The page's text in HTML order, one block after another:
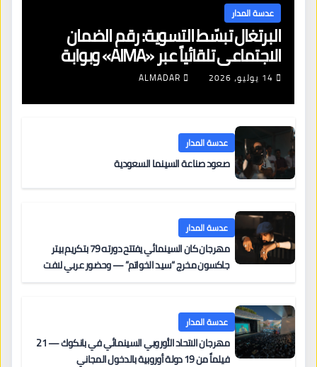
عدسة المدار
البرتغال تبسّط التسوية: رقم الضمان
الاجتماعي تلقائياً عبر «AIMA» وبوابة
جديدة لتجديد الإقامات
14 يوليو، 2026 ALMADAR
عدسة المدار
صعود صناعة السينما السعودية
عدسة المدار
مهرجان كان السينمائي يفتتح دورته 79 بتكريم بيتر
جاكسون مخرج “سيد الخواتم” — وحضور عربي لافت
عدسة المدار
مهرجان الاتحاد الأوروبي السينمائي في بانكوك — 21
فيلماً من 19 دولة أوروبية بالدخول المجاني